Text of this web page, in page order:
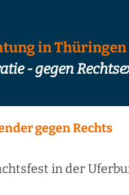
in Thüringen
- gegen
gegen Rechts
in der